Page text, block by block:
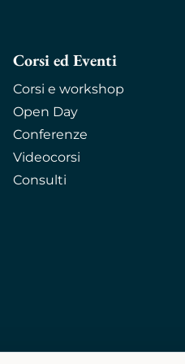
Corsi ed Eventi
Corsi e workshop
Open Day
Conferenze
Videocorsi
Consulti